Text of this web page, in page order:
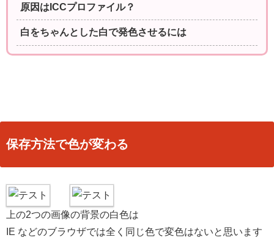
原因はICCプロファイル？
白をちゃんとした白で発色させるには
保存方法で色が変わる
上の2つの画像の背景の白色は
IE などのブラウザでは全く同じ色で変色はないと思います